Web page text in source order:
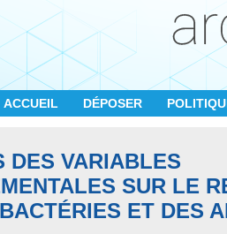
ACCUEIL DÉPOSER
DES VARIABLES
SUR LE
ET DES